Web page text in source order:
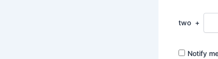
two +
Notify